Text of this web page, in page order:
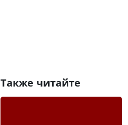
Также читайте